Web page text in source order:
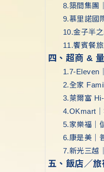
8.築間集團｜
9.慕里諾國際
10.金子半之
11.饗賓餐旅
四、超商 &
1.7-Eleven｜
2.全家
3.萊爾富 Hi-
4.OKmart｜
5.家樂福｜儲
6.康是美｜普
7.新光三越｜
五、飯店／